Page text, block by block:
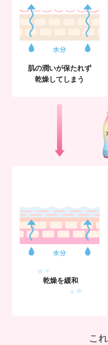
肌の潤いが保たれず
乾燥してしまう
乾燥を緩和
こ